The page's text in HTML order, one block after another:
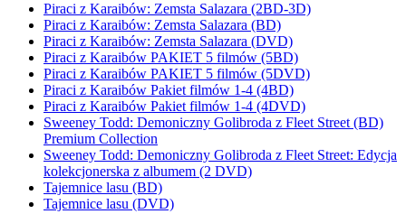
Piraci z Karaibów: Zemsta Salazara (2BD-3D)
Piraci z Karaibów: Zemsta Salazara (BD)
Piraci z Karaibów: Zemsta Salazara (DVD)
Piraci z Karaibów PAKIET 5 filmów (5BD)
Piraci z Karaibów PAKIET 5 filmów (5DVD)
Piraci z Karaibów Pakiet filmów 1-4 (4BD)
Piraci z Karaibów Pakiet filmów 1-4 (4DVD)
Sweeney Todd: Demoniczny Golibroda z Fleet Street (BD)
Premium Collection
Sweeney Todd: Demoniczny Golibroda z Fleet Street: Edycja
kolekcjonerska z albumem (2 DVD)
Tajemnice lasu (BD)
Tajemnice lasu (DVD)